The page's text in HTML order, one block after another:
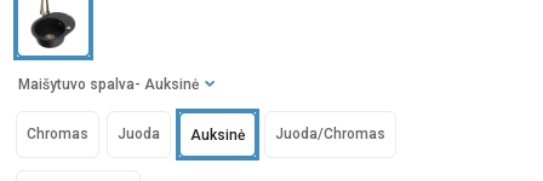
Maišytuvo spalva - Auksinė
Juoda
Chromas Auksinė Juoda/Chromas